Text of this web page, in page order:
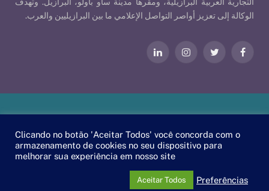
الوكالة إلى تعزيز أواصر التواصل الإعلامي ما بين البرازيليين والعرب.
فيسبوكتويتر الانستغراملينكدإن
EscaEsco
.
Clicando no botão 'Aceitar Todos' você concorda com o
armazenamento de cookies no seu dispositivo para
melhorar sua experiência em nosso site
Preferências
Aceitar Todos
PT
EN